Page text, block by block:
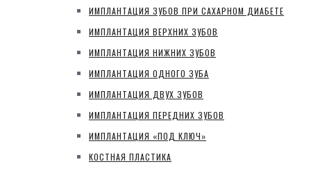
ИМПЛАНТАЦИЯ ЗУБОВ ПРИ САХАРНОМ ДИАБЕТЕ
ИМПЛАНТАЦИЯ ВЕРХНИХ ЗУБОВ
ИМПЛАНТАЦИЯ НИЖНИХ ЗУБОВ
ИМПЛАНТАЦИЯ ОДНОГО ЗУБА
ИМПЛАНТАЦИЯ ДВУХ ЗУБОВ
ИМПЛАНТАЦИЯ ПЕРЕДНИХ ЗУБОВ
ИМПЛАНТАЦИЯ «ПОД КЛЮЧ»
КОСТНАЯ ПЛАСТИКА